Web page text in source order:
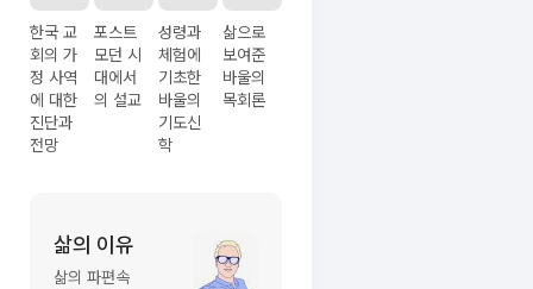
한국 교
회의 가
정 사역
에 대한
진단과
전망
포스트
모던 시
대에서
의 설교
성령과
체험에
기초한
바울의
기도신
학
삶으로
보여준
바울의
목회론
삶의 이유
삶의 파편속